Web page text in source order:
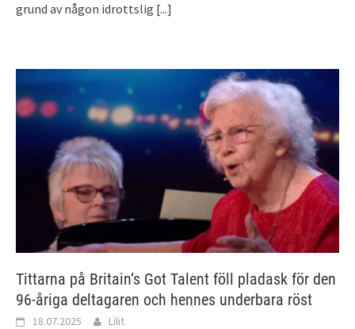
grund av någon idrottslig [...]
Tittarna på Britain’s Got Talent föll pladask för den
96-åriga deltagaren och hennes underbara röst
18.07.2025 Lilit